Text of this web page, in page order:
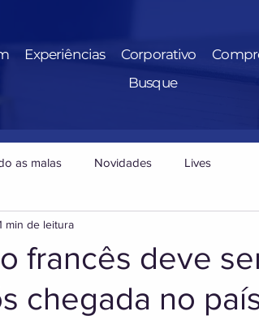
Experiências Corporativo
Busque
as malas Novidades Lives
francês deve
chegada no
min de leitura